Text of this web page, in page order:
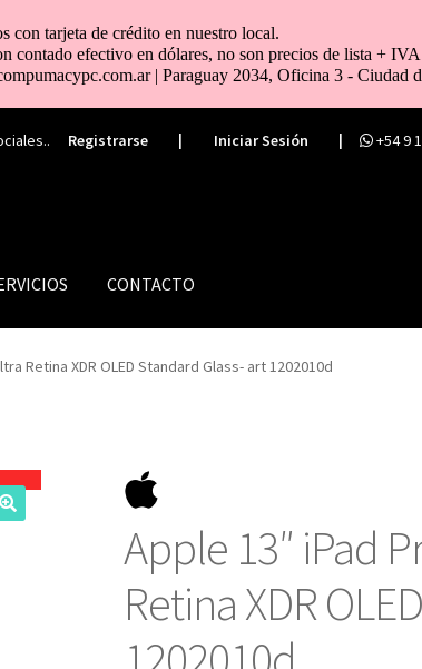
Registrarse | Iniciar Sesión | +54 9
CONTACTO
Retina XDR OLED Standard Glass- art 1202010d
Apple 13″ iPad
Retina XDR
con tarjeta de crédito en nuestro local.
contado efectivo en dólares, no son precios de lista +
| Paraguay 2034, Oficina 3 - Ciudad